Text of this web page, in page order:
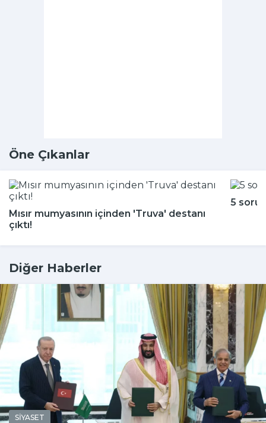
Öne Çıkanlar
Mısır mumyasının içinden 'Truva' destanı
çıktı!
5
Diğer Haberler
SİYASET